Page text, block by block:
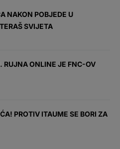
NAKON POBJEDE U
SVIJETA
RUJNA ONLINE JE FNC-OV
PROTIV ITAUME SE BORI ZA